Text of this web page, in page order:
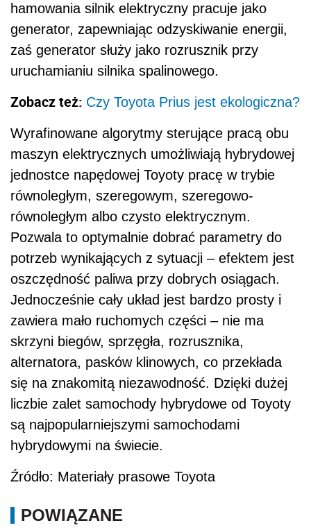
hamowania silnik elektryczny pracuje jako
generator, zapewniając odzyskiwanie energii,
zaś generator służy jako rozrusznik przy
uruchamianiu silnika spalinowego.
Zobacz też: Czy Toyota Prius jest ekologiczna?
Wyrafinowane algorytmy sterujące pracą obu
maszyn elektrycznych umożliwiają hybrydowej
jednostce napędowej Toyoty pracę w trybie
równoległym, szeregowym, szeregowo-
równoległym albo czysto elektrycznym.
Pozwala to optymalnie dobrać parametry do
potrzeb wynikających z sytuacji – efektem jest
oszczędność paliwa przy dobrych osiągach.
Jednocześnie cały układ jest bardzo prosty i
zawiera mało ruchomych części – nie ma
skrzyni biegów, sprzęgła, rozrusznika,
alternatora, pasków klinowych, co przekłada
się na znakomitą niezawodność. Dzięki dużej
liczbie zalet samochody hybrydowe od Toyoty
są najpopularniejszymi samochodami
hybrydowymi na świecie.
Źródło: Materiały prasowe Toyota
POWIĄZANE